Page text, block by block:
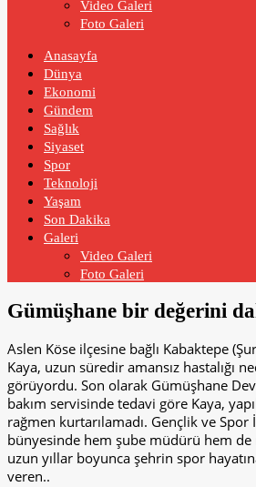
Video Galeri
Foto Galeri
Anasayfa
Dünya
Ekonomi
Gündem
Sağlık
Siyaset
Spor
Teknoloji
Yaşam
Son Dakika
Galeri
Video Galeri
Foto Galeri
Gümüşhane bir değerini
Aslen Köse ilçesine bağlı Kabaktepe
Kaya, uzun süredir amansız hastalığı
görüyordu. Son olarak Gümüşhane
bakım servisinde tedavi göre Kaya,
rağmen kurtarılamadı. Gençlik ve
bünyesinde hem şube müdürü hem
uzun yıllar boyunca şehrin spor
veren..